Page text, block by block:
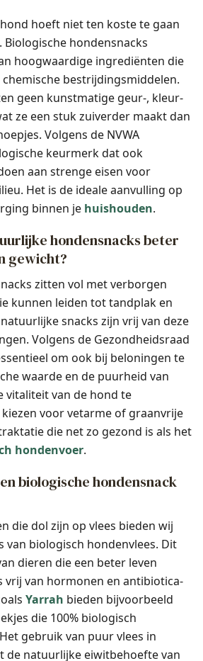
hoeft niet ten koste te gaan
Biologische hondensnacks
hoogwaardige ingrediënten die
bestrijdingsmiddelen.
geen kunstmatige geur-, kleur-
ze een stuk zuiverder maakt dan
Volgens de NVWA
keurmerk dat ook
aan strenge eisen voor
Het is de ideale aanvulling op
binnen je huishouden.
hondensnacks beter
gewicht?
zitten vol met verborgen
kunnen leiden tot tandplak en
snacks zijn vrij van deze
Volgens de Gezondheidsraad
om ook bij beloningen te
waarde en de puurheid van
vitaliteit van de hond te
voor vetarme of graanvrije
die net zo gezond is als het
hondenvoer.
biologische hondensnack
die dol zijn op vlees bieden wij
van biologisch hondenvlees. Dit
dieren die een beter leven
vrij van hormonen en antibiotica-
Yarrah bieden bijvoorbeeld
die 100% biologisch
gebruik van puur vlees in
de natuurlijke eiwitbehoefte van